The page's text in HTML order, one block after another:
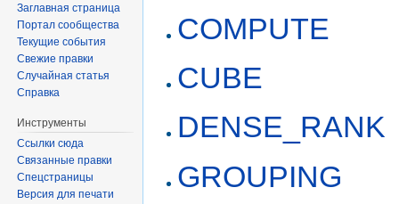
COMPUTE
CUBE
DENSE_RANK
GROUPING
Заглавная страница
Портал сообщества
Текущие события
Свежие правки
Случайная статья
Справка
Инструменты
Ссылки сюда
Связанные правки
Спецстраницы
Версия для печати